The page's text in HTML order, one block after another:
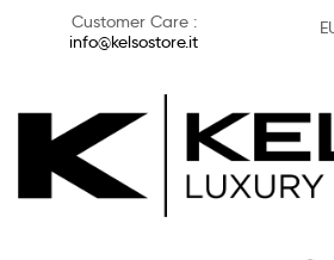
Customer Care :
info@kelsostore.it